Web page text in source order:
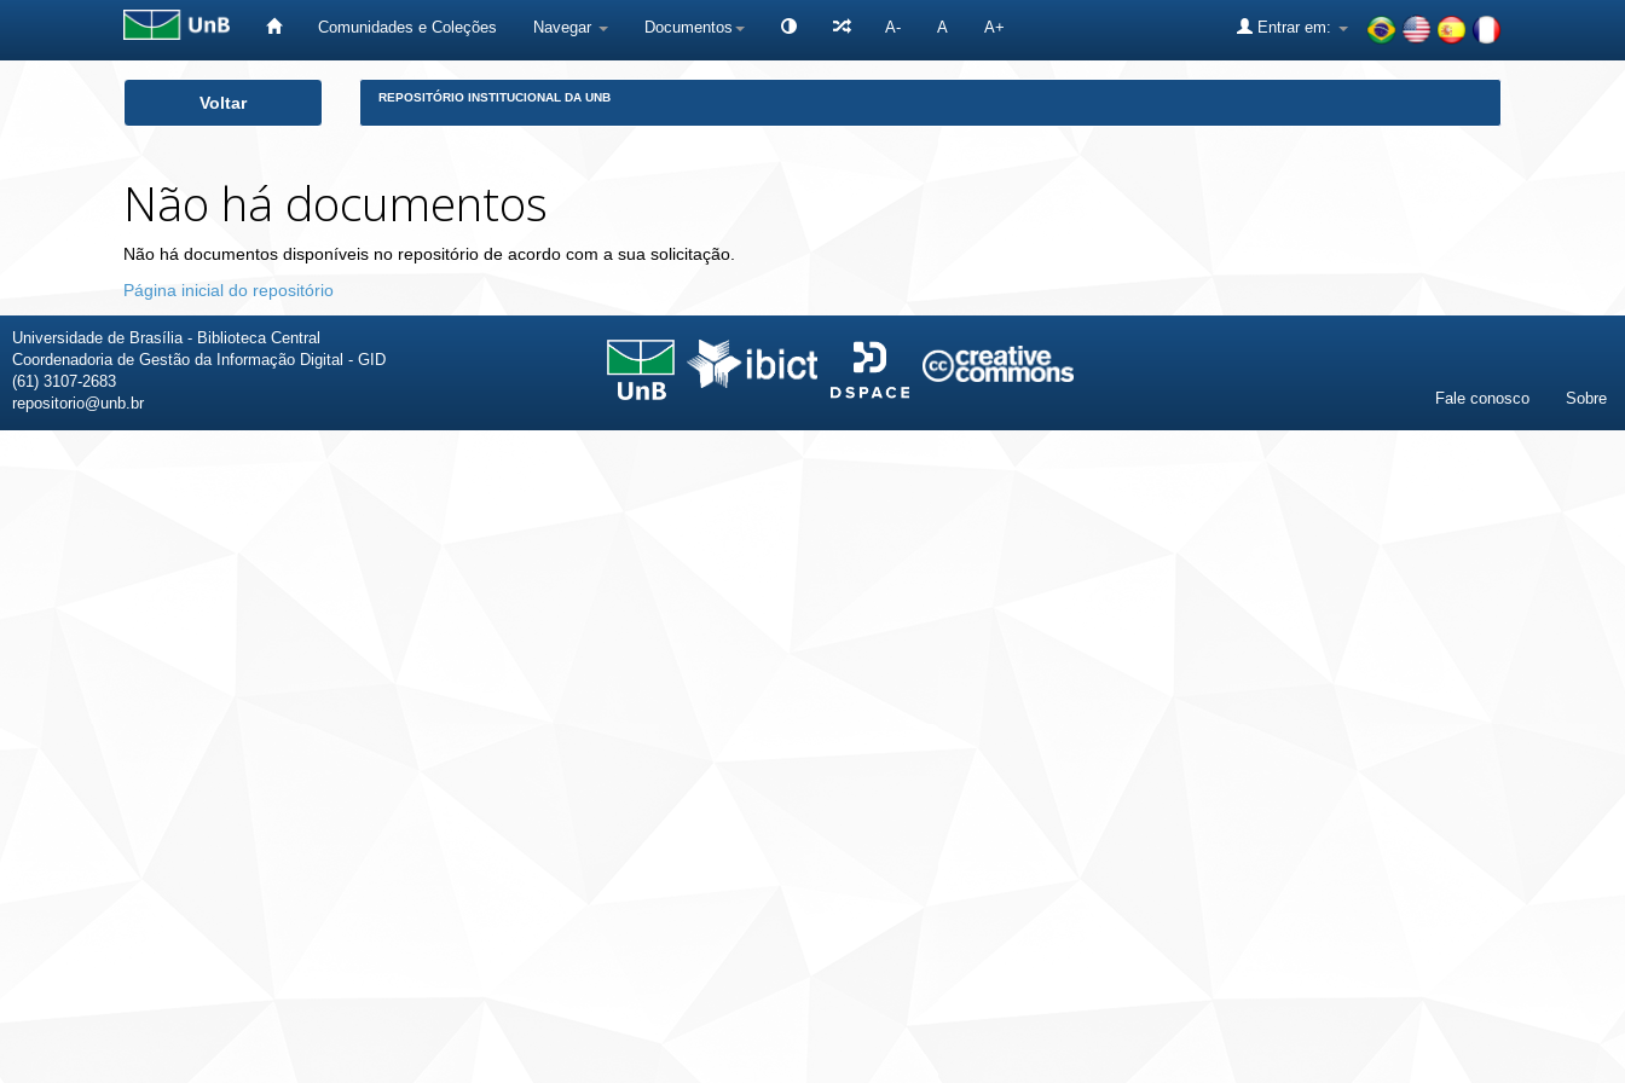
Comunidades e Coleções Navegar Documentos A- A A+ Entrar em:
Voltar REPOSITÓRIO INSTITUCIONAL DA UNB
Não há documentos
Não há documentos disponíveis no repositório de acordo com a sua solicitação.
Página inicial do repositório
Universidade de Brasília - Biblioteca Central
Coordenadoria de Gestão da Informação Digital - GID
(61) 3107-2683
repositorio@unb.br
Fale conosco Sobre